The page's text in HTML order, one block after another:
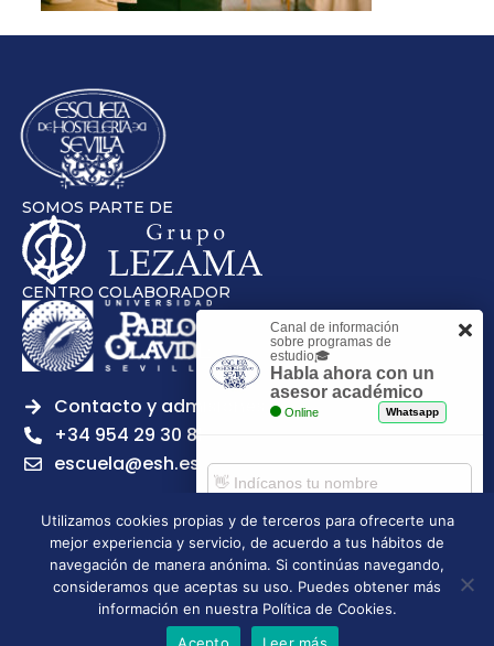
SOMOS PARTE DE
CENTRO COLABORADOR
Contacto y admisiones
+34 954 29 30 81
escuela@esh.es
Legal notice Privacy Policy
Cookies Policy
Escuela Superior de Hostelería de Sevilla | 2026 | Todos los
derechos reservados
Utilizamos cookies propias y de terceros para ofrecerte una
mejor experiencia y servicio, de acuerdo a tus hábitos de
navegación de manera anónima. Si continúas navegando,
consideramos que aceptas su uso. Puedes obtener más
información en nuestra Política de Cookies.
Acepto
Leer más
Canal de información
sobre programas de
estudio🎓
Habla ahora con un
asesor académico
Online Whatsapp
Comenzar chat